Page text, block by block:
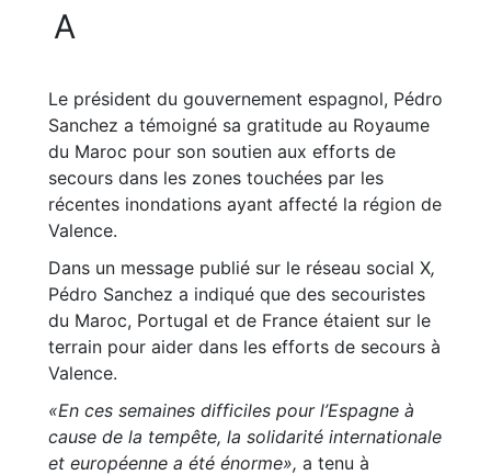
A
Le président du gouvernement espagnol, Pédro
Sanchez a témoigné sa gratitude au Royaume
du Maroc pour son soutien aux efforts de
secours dans les zones touchées par les
récentes inondations ayant affecté la région de
Valence.
Dans un message publié sur le réseau social X,
Pédro Sanchez a indiqué que des secouristes
du Maroc, Portugal et de France étaient sur le
terrain pour aider dans les efforts de secours à
Valence.
«En ces semaines difficiles pour l’Espagne à
cause de la tempête, la solidarité internationale
et européenne a été énorme», a tenu à